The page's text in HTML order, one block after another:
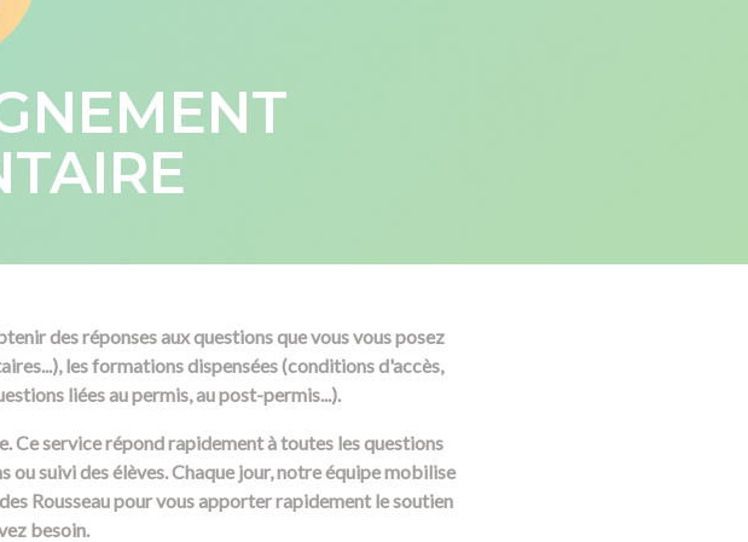
des réponses aux questions que vous vous posez
les formations dispensées (conditions d'accès,
liées au permis, au post-permis...).
Ce service répond rapidement à toutes les questions
suivi des élèves. Chaque jour, notre équipe mobilise
Rousseau pour vous apporter rapidement le soutien
besoin.